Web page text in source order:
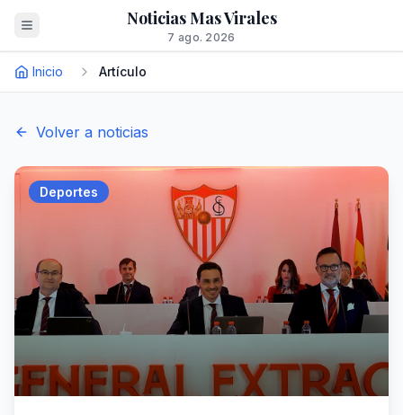
Noticias Mas Virales
7 ago. 2026
Inicio Artículo
Volver a noticias
Deportes